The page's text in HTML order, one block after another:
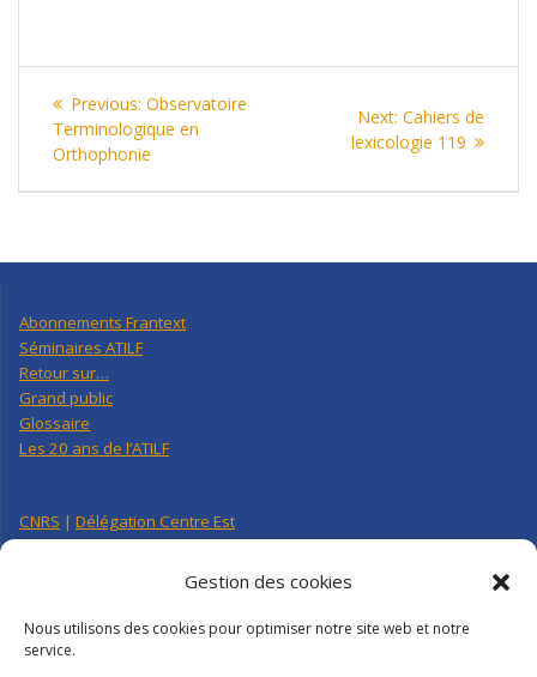
Gestion des cookies
Nous utilisons des cookies pour optimiser notre site web et notre
service.
Navigation
de
l’article
Previous: Previous
post:
Observatoire
Terminologique en
Orthophonie
Next: Next
post:
Cahiers de
lexicologie 119
Abonnements Frantext
Séminaires ATILF
Retour sur…
Grand public
Glossaire
Les 20 ans de l’ATILF
CNRS | Délégation Centre Est
Université de Lorraine
CNRS Hebdo Centre-Est